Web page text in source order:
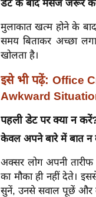
डेट के बाद मैसेज जरूर
मुलाकात खत्म होने के
समय बिताकर अच्छा
खोलता है।
इसे भी पढ़ें: Office
Awkward
पहली डेट पर क्या न
केवल अपने बारे में बात न
अक्सर लोग अपनी
का मौका ही नहीं देते।
सुनें, उनसे सवाल पूछें और